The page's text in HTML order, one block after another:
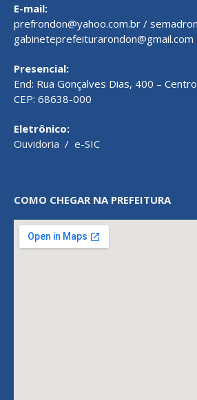
E-mail:
prefrondon@yahoo.com.br /
gabineteprefeiturarondon@gmail.com
Presencial:
End: Rua Gonçalves Dias, 400 – Centro
CEP: 68638-000
Eletrônico:
Ouvidoria / e-SIC
COMO CHEGAR NA PREFEITURA